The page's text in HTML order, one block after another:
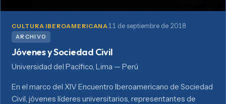
CULTURA IBEROAMERICANA 11 de septiembre de 2018
ARCHIVO
Jóvenes y Sociedad Civil
Universidad del Pacífico, Lima — Perú
En el marco del XIV Encuentro Iberoamericano de Sociedad
Civil, jóvenes líderes universitarios, representantes de